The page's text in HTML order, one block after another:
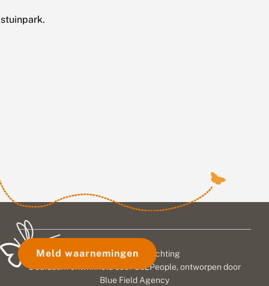
Meld waarnemingen
© 2026 Vlinderstichting
Duurzaam ontwikkeld doorGo2People, ontworpen door
Blue Field Agency